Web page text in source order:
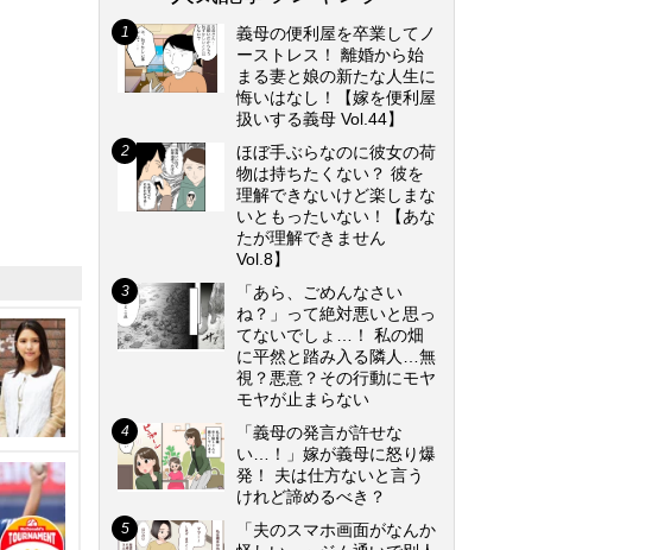
義母の便利屋を卒業してノ
ーストレス！ 離婚から始
まる妻と娘の新たな人生に
悔いはなし！【嫁を便利屋
扱いする義母 Vol.44】
ほぼ手ぶらなのに彼女の荷
物は持ちたくない？ 彼を
理解できないけど楽しまな
いともったいない！【あな
たが理解できません
Vol.8】
「あら、ごめんなさい
ね？」って絶対悪いと思っ
てないでしょ…！ 私の畑
に平然と踏み入る隣人…無
視？悪意？その行動にモヤ
モヤが止まらない
「義母の発言が許せな
い…！」嫁が義母に怒り爆
発！ 夫は仕方ないと言う
けれど諦めるべき？
「夫のスマホ画面がなんか